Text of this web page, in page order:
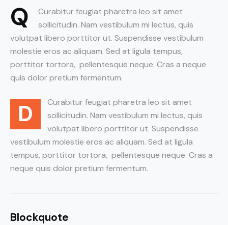
Q
Curabitur feugiat pharetra leo sit amet
sollicitudin. Nam vestibulum mi lectus, quis
volutpat libero porttitor ut. Suspendisse vestibulum
molestie eros ac aliquam. Sed at ligula tempus,
porttitor tortora, pellentesque neque. Cras a neque
quis dolor pretium fermentum.
D
Curabitur feugiat pharetra leo sit amet
sollicitudin. Nam vestibulum mi lectus, quis
volutpat libero porttitor ut. Suspendisse
vestibulum molestie eros ac aliquam. Sed at ligula
tempus, porttitor tortora, pellentesque neque. Cras a
neque quis dolor pretium fermentum.
Blockquote